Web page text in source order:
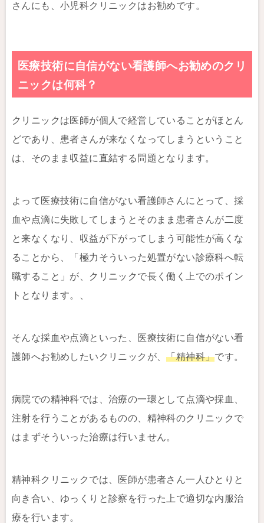
さんにも、小児科クリニックはお勧めです。
医療技術に自信がない看護師へお勧めのクリ
ニックは何科？
クリニックは医師が個人で経営していることがほとん
どであり、患者さんが来なくなってしまうということ
は、そのまま収益に直結する問題となります。
よって医療技術に自信がない看護師さんにとって、採
血や点滴に失敗してしまうとそのまま患者さんが二度
と来なくなり、収益が下がってしまう可能性が高くな
ることから、「極力そういった処置がない診療科へ転
職すること」が、クリニックで長く働く上でのポイン
トとなります。、
そんな採血や点滴といった、医療技術に自信がない看
護師へお勧めしたいクリニックが、「精神科」です。
病院での精神科では、治療の一環として点滴や採血、
注射を行うことがあるものの、精神科のクリニックで
はまずそういった治療は行いません。
精神科クリニックでは、医師が患者さん一人ひとりと
向き合い、ゆっくりと診察を行った上で適切な内服治
療を行います。